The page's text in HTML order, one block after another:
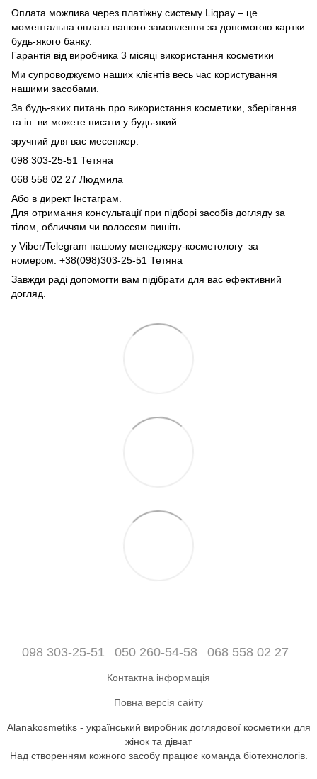
Оплата можлива через платіжну систему Liqpay – це
моментальна оплата вашого замовлення за допомогою картки
будь-якого банку.
Гарантія від виробника 3 місяці використання косметики
Ми супроводжуємо наших клієнтів весь час користування
нашими засобами.
За будь-яких питань про використання косметики, зберігання
та ін. ви можете писати у будь-який
зручний для вас месенжер:
098 303-25-51 Тетяна
068 558 02 27 Людмила
Або в директ Інстаграм.
Для отримання консультації при підборі засобів догляду за
тілом, обличчям чи волоссям пишіть
у Viber/Telegram нашому менеджеру-косметологу за
номером: +38(098)303-25-51 Тетяна
Завжди раді допомогти вам підібрати для вас ефективний
догляд.
098 303-25-51 050 260-54-58 068 558 02 27
Контактна інформація
Повна версія сайту
Alanakosmetiks - український виробник доглядової косметики для
жінок та дівчат
Над створенням кожного засобу працює команда біотехнологів.